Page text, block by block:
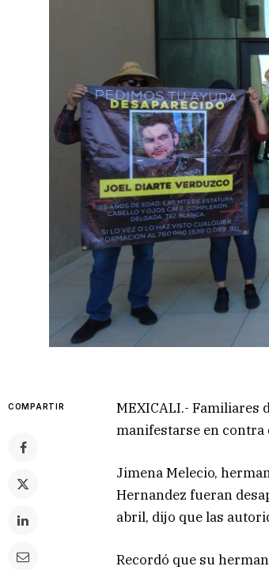
COMPARTIR
MEXICALI.- Familiares
manifestarse en contra
Jimena Melecio,
Hernandez fueran
abril, dijo que las
Recordó que su